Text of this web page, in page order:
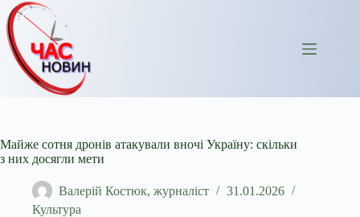
Перейти
до
вмісту
Майже сотня дронів атакували вночі Україну: скільки
з них досягли мети
Валерій Костюк, журналіст
31.01.2026
Культура